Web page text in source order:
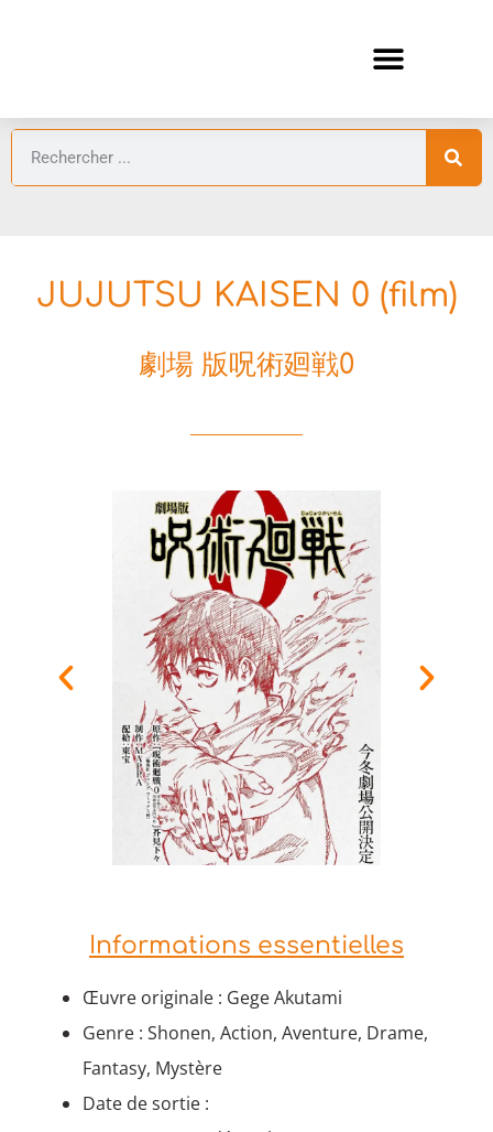
JUJUTSU KAISEN 0 (film)
劇場 版呪術廻戦0
Informations essentielles
Œuvre originale : Gege Akutami
Genre : Shonen, Action, Aventure, Drame,
Fantasy, Mystère
Date de sortie :